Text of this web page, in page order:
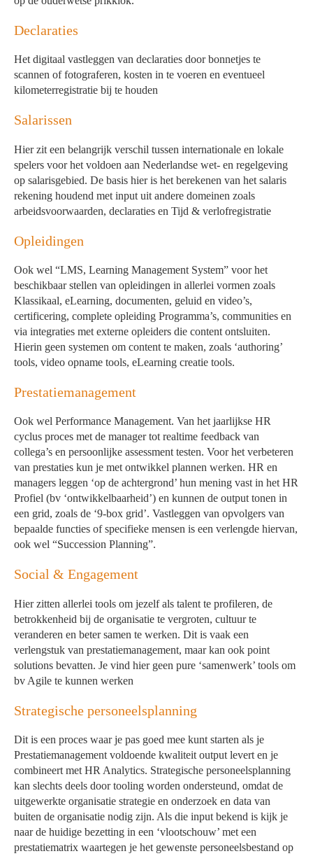
Declaraties
Het digitaal vastleggen van declaraties door bonnetjes te
scannen of fotograferen, kosten in te voeren en eventueel
kilometerregistratie bij te houden
Salarissen
Hier zit een belangrijk verschil tussen internationale en lokale
spelers voor het voldoen aan Nederlandse wet- en regelgeving
op salarisgebied. De basis hier is het berekenen van het salaris
rekening houdend met input uit andere domeinen zoals
arbeidsvoorwaarden, declaraties en Tijd & verlofregistratie
Opleidingen
Ook wel “LMS, Learning Management System” voor het
beschikbaar stellen van opleidingen in allerlei vormen zoals
Klassikaal, eLearning, documenten, geluid en video’s,
certificering, complete opleiding Programma’s, communities en
via integraties met externe opleiders die content ontsluiten.
Hierin geen systemen om content te maken, zoals ‘authoring’
tools, video opname tools, eLearning creatie tools.
Prestatiemanagement
Ook wel Performance Management. Van het jaarlijkse HR
cyclus proces met de manager tot realtime feedback van
collega’s en persoonlijke assessment testen. Voor het verbeteren
van prestaties kun je met ontwikkel plannen werken. HR en
managers leggen ‘op de achtergrond’ hun mening vast in het HR
Profiel (bv ‘ontwikkelbaarheid’) en kunnen de output tonen in
een grid, zoals de ‘9-box grid’. Vastleggen van opvolgers van
bepaalde functies of specifieke mensen is een verlengde hiervan,
ook wel “Succession Planning”.
Social & Engagement
Hier zitten allerlei tools om jezelf als talent te profileren, de
betrokkenheid bij de organisatie te vergroten, cultuur te
veranderen en beter samen te werken. Dit is vaak een
verlengstuk van prestatiemanagement, maar kan ook point
solutions bevatten. Je vind hier geen pure ‘samenwerk’ tools om
bv Agile te kunnen werken
Strategische personeelsplanning
Dit is een proces waar je pas goed mee kunt starten als je
Prestatiemanagement voldoende kwaliteit output levert en je
combineert met HR Analytics. Strategische personeelsplanning
kan slechts deels door tooling worden ondersteund, omdat de
uitgewerkte organisatie strategie en onderzoek en data van
buiten de organisatie nodig zijn. Als die input bekend is kijk je
naar de huidige bezetting in een ‘vlootschouw’ met een
prestatiematrix waartegen je het gewenste personeelsbestand op